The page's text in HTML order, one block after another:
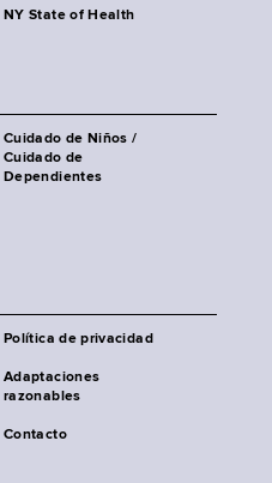
NY State of Health
Cuidado de Niños /
Cuidado de
Dependientes
Política de privacidad
Adaptaciones
razonables
Contacto